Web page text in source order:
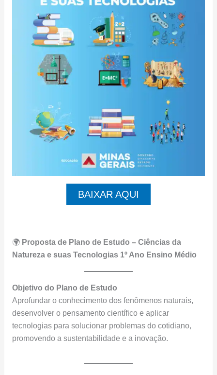
BAIXAR AQUI
🌍 Proposta de Plano de Estudo – Ciências da
Natureza e suas Tecnologias 1º Ano Ensino Médio
Objetivo do Plano de Estudo
Aprofundar o conhecimento dos fenômenos naturais,
desenvolver o pensamento científico e aplicar
tecnologias para solucionar problemas do cotidiano,
promovendo a sustentabilidade e a inovação.